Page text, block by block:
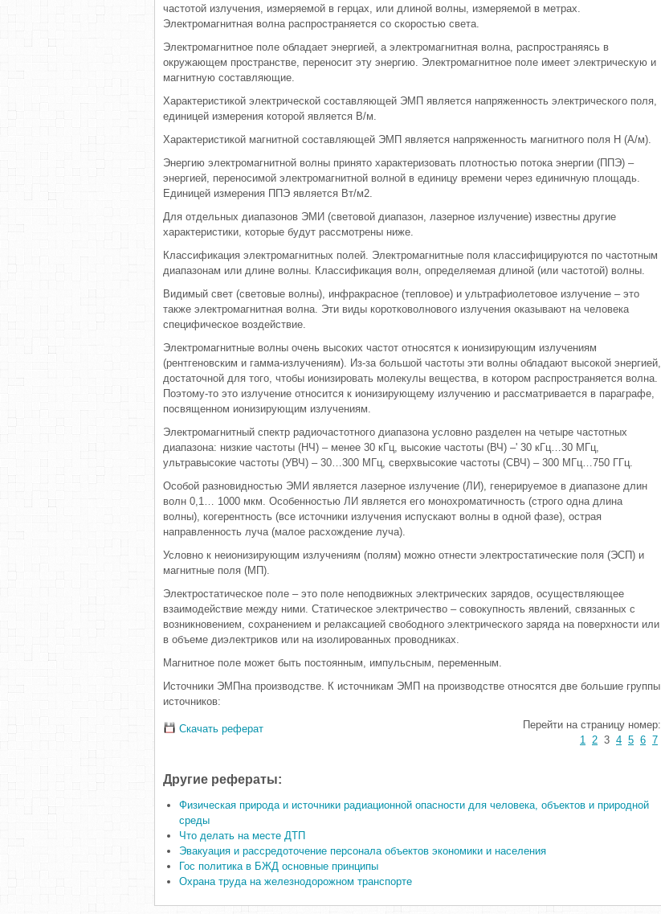
частотой излучения, измеряемой в герцах, или длиной волны, измеряемой в метрах.
Электромагнитная волна распространяется со скоростью света.
Электромагнитное поле обладает энергией, а электромагнитная волна, распространяясь в
окружающем пространстве, переносит эту энергию. Электромагнитное поле имеет электрическую и
магнитную составляющие.
Характеристикой электрической составляющей ЭМП является напряженность электрического поля,
единицей измерения которой является В/м.
Характеристикой магнитной составляющей ЭМП является напряженность магнитного поля Н (А/м).
Энергию электромагнитной волны принято характеризовать плотностью потока энергии (ППЭ) –
энергией, переносимой электромагнитной волной в единицу времени через единичную площадь.
Единицей измерения ППЭ является Вт/м2.
Для отдельных диапазонов ЭМИ (световой диапазон, лазерное излучение) известны другие
характеристики, которые будут рассмотрены ниже.
Классификация электромагнитных полей. Электромагнитные поля классифицируются по частотным
диапазонам или длине волны. Классификация волн, определяемая длиной (или частотой) волны.
Видимый свет (световые волны), инфракрасное (тепловое) и ультрафиолетовое излучение – это
также электромагнитная волна. Эти виды коротковолнового излучения оказывают на человека
специфическое воздействие.
Электромагнитные волны очень высоких частот относятся к ионизирующим излучениям
(рентгеновским и гамма-излучениям). Из-за большой частоты эти волны обладают высокой энергией,
достаточной для того, чтобы ионизировать молекулы вещества, в котором распространяется волна.
Поэтому-то это излучение относится к ионизирующему излучению и рассматривается в параграфе,
посвященном ионизирующим излучениям.
Электромагнитный спектр радиочастотного диапазона условно разделен на четыре частотных
диапазона: низкие частоты (НЧ) – менее 30 кГц, высокие частоты (ВЧ) –' 30 кГц…30 МГц,
ультравысокие частоты (УВЧ) – 30…300 МГц, сверхвысокие частоты (СВЧ) – 300 МГц…750 ГГц.
Особой разновидностью ЭМИ является лазерное излучение (ЛИ), генерируемое в диапазоне длин
волн 0,1… 1000 мкм. Особенностью ЛИ является его монохроматичность (строго одна длина
волны), когерентность (все источники излучения испускают волны в одной фазе), острая
направленность луча (малое расхождение луча).
Условно к неионизирующим излучениям (полям) можно отнести электростатические поля (ЭСП) и
магнитные поля (МП).
Электростатическое поле – это поле неподвижных электрических зарядов, осуществляющее
взаимодействие между ними. Статическое электричество – совокупность явлений, связанных с
возникновением, сохранением и релаксацией свободного электрического заряда на поверхности или
в объеме диэлектриков или на изолированных проводниках.
Магнитное поле может быть постоянным, импульсным, переменным.
Источники ЭМПна производстве. К источникам ЭМП на производстве относятся две большие группы
источников:
Скачать реферат
Перейти на страницу номер:
1 2 3 4 5 6 7
Другие рефераты:
Физическая природа и источники радиационной опасности для человека, объектов и природной
среды
Что делать на месте ДТП
Эвакуация и рассредоточение персонала объектов экономики и населения
Гос политика в БЖД основные принципы
Охрана труда на железнодорожном транспорте